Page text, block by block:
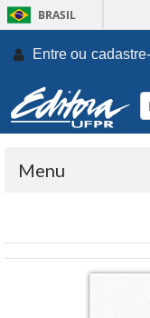
BRASIL
Entre ou
Menu